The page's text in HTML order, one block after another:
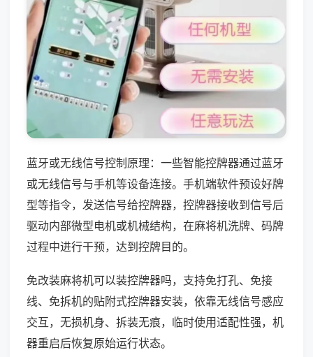
蓝牙或无线信号控制原理：一些智能控牌器通过蓝牙
或无线信号与手机等设备连接。手机端软件预设好牌
型等指令，发送信号给控牌器，控牌器接收到信号后
驱动内部微型电机或机械结构，在麻将机洗牌、码牌
过程中进行干预，达到控牌目的。
免改装麻将机可以装控牌器吗，支持免打孔、免接
线、免拆机的贴附式控牌器安装，依靠无线信号感应
交互，无损机身、拆装无痕，临时使用适配性强，机
器重启后恢复原始运行状态。